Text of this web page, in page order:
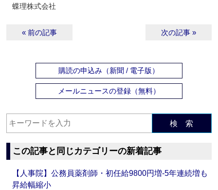
蝶理株式会社
« 前の記事 次の記事 »
購読の申込み（新聞 / 電子版）
メールニュースの登録（無料）
検 索
この記事と同じカテゴリーの新着記事
【人事院】公務員薬剤師・初任給9800円増‐5年連続増も
昇給幅縮小